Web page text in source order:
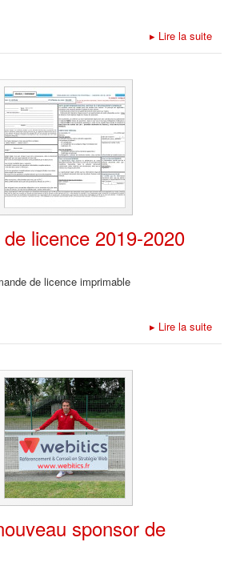
▸ Lire la suite
licence 2019-2020
de licence imprimable
▸ Lire la suite
sponsor de